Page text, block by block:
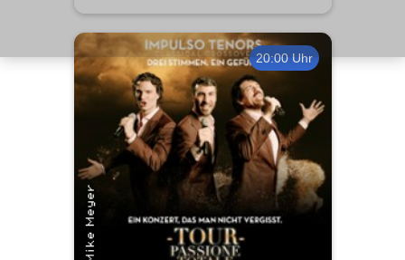
20:00 Uhr